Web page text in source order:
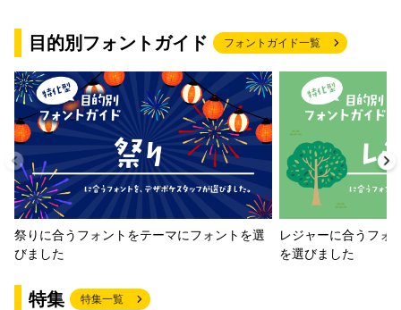
目的別フォントガイド フォントガイド一覧
祭りに合うフォントをテーマにフォントを選
びました
レジャーに合うフォ
を選びました
特集 特集一覧